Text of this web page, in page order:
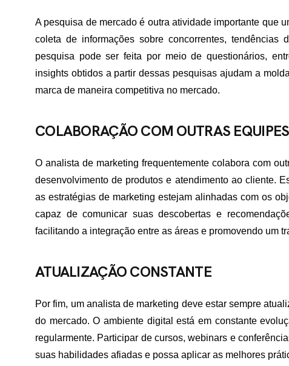
A pesquisa de mercado é outra atividade importante que
coleta de informações sobre concorrentes, tendências
pesquisa pode ser feita por meio de questionários,
insights obtidos a partir dessas pesquisas ajudam a
marca de maneira competitiva no mercado.
COLABORAÇÃO COM OUTRAS EQUIPES
O analista de marketing frequentemente colabora com
desenvolvimento de produtos e atendimento ao cliente.
as estratégias de marketing estejam alinhadas com os
capaz de comunicar suas descobertas e
facilitando a integração entre as áreas e promovendo um
ATUALIZAÇÃO CONSTANTE
Por fim, um analista de marketing deve estar sempre
do mercado. O ambiente digital está em constante
regularmente. Participar de cursos, webinars e
suas habilidades afiadas e possa aplicar as melhores